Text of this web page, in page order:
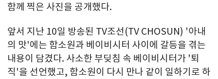
함께 찍은 사진을 공개했다.
앞서 지난 10일 방송된 TV조선(TV CHOSUN) '아내
의 맛'에는 함소원과 베이비시터 사이에 갈등을 겪는
내용이 담겼다. 사소한 부딪침 속 베이비시터가 '퇴
직'을 선언했고, 함소원이 다시 만나 같이 일하기로 하